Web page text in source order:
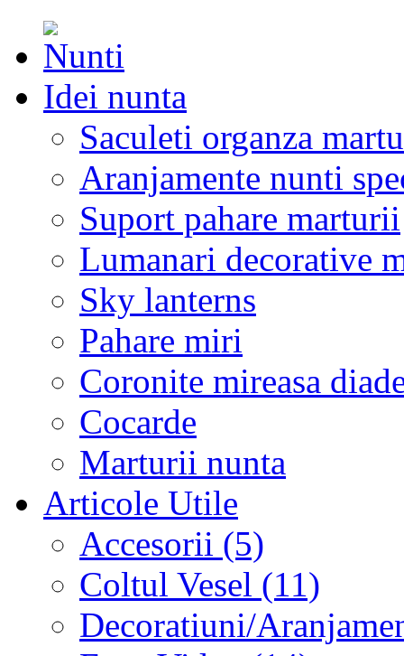
Idei nunta
Saculeti organza
Aranjamente nunti
Suport pahare marturii
Lumanari decorative
Sky lanterns
Pahare miri
Coronite mireasa
Cocarde
Marturii nunta
Articole Utile
Accesorii (5)
Coltul Vesel (11)
Decoratiuni/